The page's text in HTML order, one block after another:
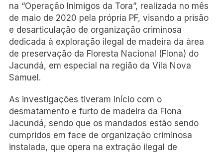
na “Operação Inimigos da Tora”, realizada no mês
de maio de 2020 pela própria PF, visando a prisão
e desarticulação de organização criminosa
dedicada à exploração ilegal de madeira da área
de preservação da Floresta Nacional (Flona) do
Jacundá, em especial na região da Vila Nova
Samuel.
As investigações tiveram início com o
desmatamento e furto de madeira da Flona
Jacundá, sendo que os mandados estão sendo
cumpridos em face de organização criminosa
instalada, que opera na extração ilegal de